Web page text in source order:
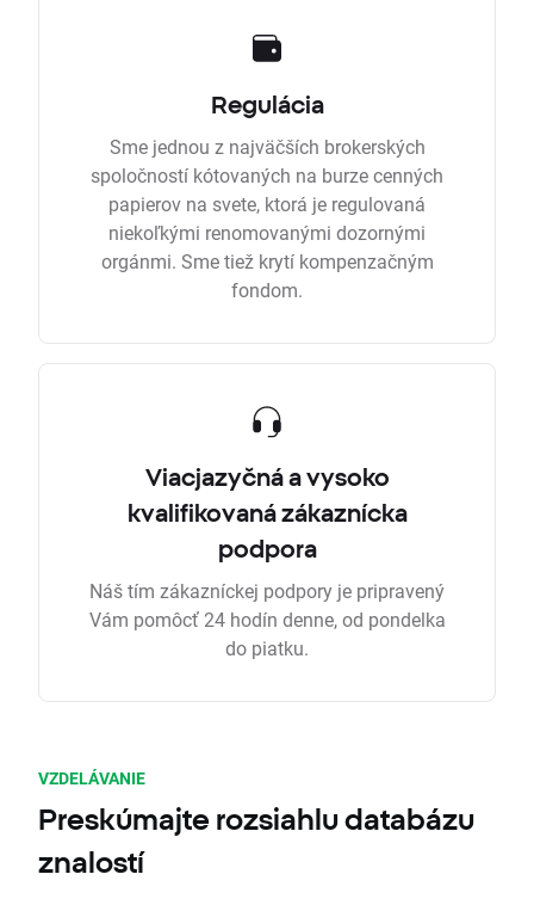
Regulácia
Sme jednou z najväčších brokerských
spoločností kótovaných na burze cenných
papierov na svete, ktorá je regulovaná
niekoľkými renomovanými dozornými
orgánmi. Sme tiež krytí kompenzačným
fondom.
Viacjazyčná a vysoko
kvalifikovaná zákaznícka
podpora
Náš tím zákazníckej podpory je pripravený
Vám pomôcť 24 hodín denne, od pondelka
do piatku.
VZDELÁVANIE
Preskúmajte rozsiahlu databázu
znalostí